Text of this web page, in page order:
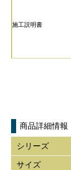
施工説明書
商品詳細情報
シリーズ
サイズ